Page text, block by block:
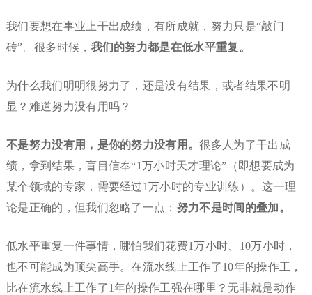
我们要想在事业上干出成绩，有所成就，努力只是“敲门
砖”。很多时候， 我们的努力都是在低水平重复。
为什么我们明明很努力了，还是没有结果，或者结果不明
显？难道努力没有用吗？
不是努力没有用，是你的努力没有用。很多人为了干出成
绩，拿到结果，盲目信奉“1万小时天才理论”（即想要成为
某个领域的专家，需要经过1万小时的专业训练）。这一理
论是正确的，但我们忽略了一点： 努力不是时间的叠加。
低水平重复一件事情，哪怕我们花费1万小时、10万小时，
也不可能成为顶尖高手。在流水线上工作了10年的操作工，
比在流水线上工作了1年的操作工强在哪里？无非就是动作